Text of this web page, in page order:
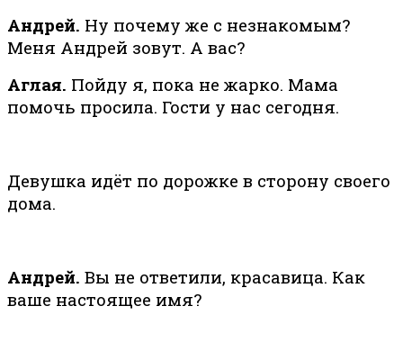
Андрей. Ну почему же с незнакомым?
Меня Андрей зовут. А вас?
Аглая. Пойду я, пока не жарко. Мама
помочь просила. Гости у нас сегодня.
Девушка идёт по дорожке в сторону своего
дома.
Андрей. Вы не ответили, красавица. Как
ваше настоящее имя?